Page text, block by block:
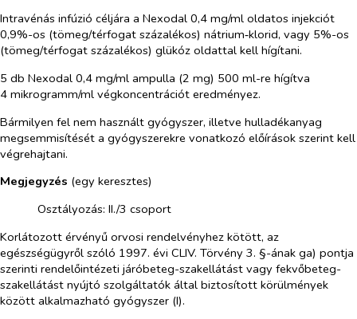
Intravénás infúzió céljára a Nexodal 0,4 mg/ml oldatos injekciót
0,9%-os (tömeg/térfogat százalékos) nátrium‑klorid, vagy 5%-os
(tömeg/térfogat százalékos) glükóz oldattal kell hígítani.
5 db Nexodal 0,4 mg/ml ampulla (2 mg) 500 ml-re hígítva
4 mikrogramm/ml végkoncentrációt eredményez.
Bármilyen fel nem használt gyógyszer, illetve hulladékanyag
megsemmisítését a gyógyszerekre vonatkozó előírások szerint kell
végrehajtani.
Megjegyzés (egy keresztes)
Osztályozás: II./3 csoport
Korlátozott érvényű orvosi rendelvényhez kötött, az
egészségügyről szóló 1997. évi CLIV. Törvény 3. §-ának ga) pontja
szerinti rendelőintézeti járóbeteg-szakellátást vagy fekvőbeteg-
szakellátást nyújtó szolgáltatók által biztosított körülmények
között alkalmazható gyógyszer (I).